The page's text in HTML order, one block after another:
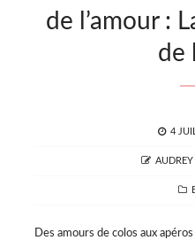
de l’amour :
de
4
AUTHOR
Des amours de colos aux